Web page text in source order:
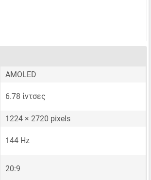
AMOLED
6.78 ίντσες
1224 × 2720 pixels
144 Hz
20:9